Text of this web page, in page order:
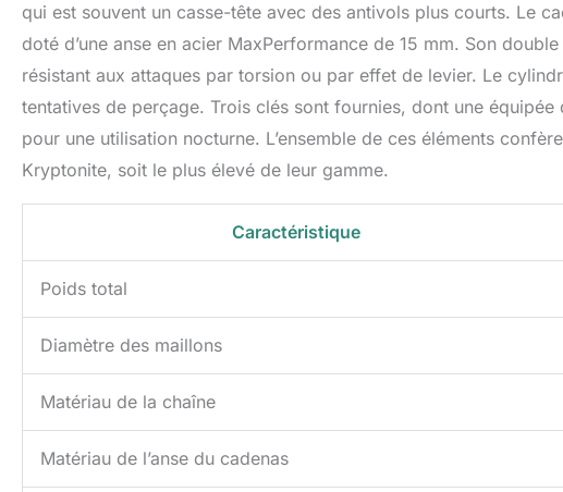
qui est souvent un casse-tête avec des antivols plus courts. Le
doté d’une anse en acier MaxPerformance de 15 mm. Son
résistant aux attaques par torsion ou par effet de levier. Le
tentatives de perçage. Trois clés sont fournies, dont une équipée
pour une utilisation nocturne. L’ensemble de ces éléments
Kryptonite, soit le plus élevé de leur gamme.
Caractéristique
Poids total
Diamètre des maillons
Matériau de la chaîne
Matériau de l’anse du cadenas